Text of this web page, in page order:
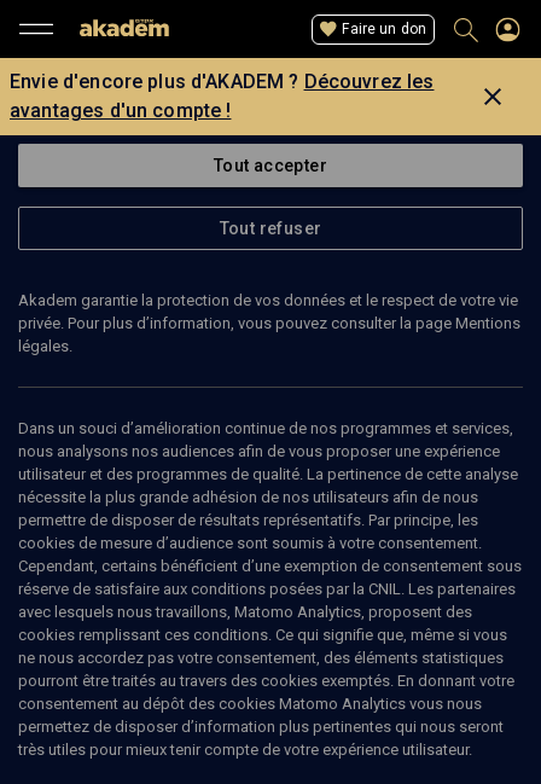
Faire un don
Envie d'encore plus d'AKADEM ? Découvrez les
avantages d'un compte !
Psychanalyste
Marc Caumel-De-Sauvejunte est psychanalyste.
Ajouter Partager J’aime
Tous 1 Vidéos 1
Tout accepter
Tout refuser
Akadem garantie la protection de vos données et le respect de votre vie
privée. Pour plus d’information, vous pouvez consulter la page Mentions
légales.
Dans un souci d’amélioration continue de nos programmes et services,
nous analysons nos audiences afin de vous proposer une expérience
utilisateur et des programmes de qualité. La pertinence de cette analyse
nécessite la plus grande adhésion de nos utilisateurs afin de nous
permettre de disposer de résultats représentatifs. Par principe, les
cookies de mesure d’audience sont soumis à votre consentement.
Cependant, certains bénéficient d’une exemption de consentement sous
réserve de satisfaire aux conditions posées par la CNIL. Les partenaires
avec lesquels nous travaillons, Matomo Analytics, proposent des
cookies remplissant ces conditions. Ce qui signifie que, même si vous
ne nous accordez pas votre consentement, des éléments statistiques
pourront être traités au travers des cookies exemptés. En donnant votre
consentement au dépôt des cookies Matomo Analytics vous nous
permettez de disposer d’information plus pertinentes qui nous seront
très utiles pour mieux tenir compte de votre expérience utilisateur.